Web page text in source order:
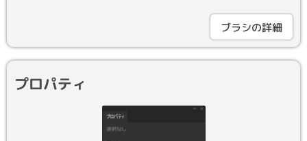
ブラシの詳細
プロパティ